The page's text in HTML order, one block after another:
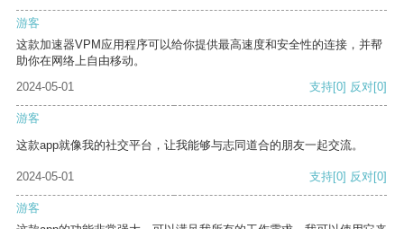
游客
这款加速器VPM应用程序可以给你提供最高速度和安全性的连接，并帮
助你在网络上自由移动。
2024-05-01
支持[0] 反对[0]
游客
这款app就像我的社交平台，让我能够与志同道合的朋友一起交流。
2024-05-01 支持[0] 反对[0]
游客